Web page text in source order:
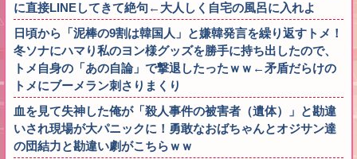
に直接LINEしてきて絶句←大人しく自宅の風呂に入れよ
日頃から「泥棒の9割は韓国人」と嫌韓発言を繰り返すトメ！
冬ソナにハマり私のヨン様グッズを勝手に持ち出したので、
トメ自身の「あの自論」で撃退したったｗｗ←矛盾だらけの
トメにブーメラン刺さりまくり
血を見て失神した俺が「殺人事件の被害者（遺体）」と勘違
いされ現場が大パニックに！勇敢なおばちゃんとオジサン達
の団結力と勘違い劇がこちらｗｗ